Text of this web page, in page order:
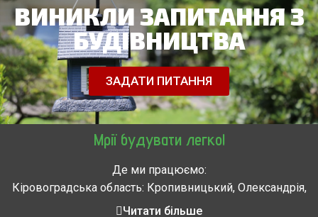
ВИНИКЛИ ЗАПИТАННЯ З
БУДІВНИЦТВА
ЗАДАТИ ПИТАННЯ
Мрії будувати легко!
Де ми працюємо:
Кіровоградська область: Кропивницький, Олександрія,
Знам’янка, Долинська, Новоархангельськ, Світловодськ
Читати більше